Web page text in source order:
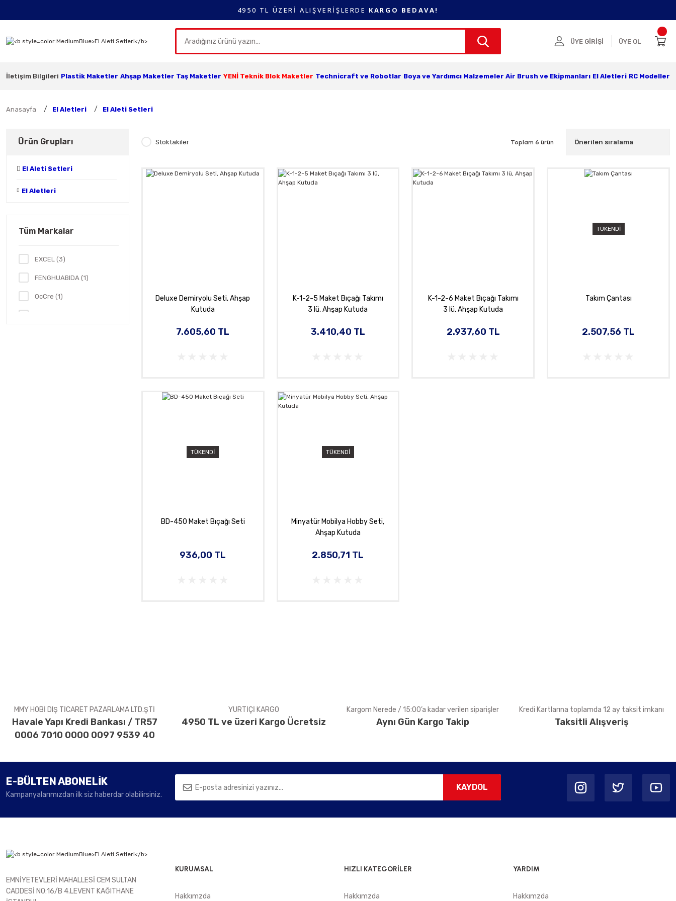
4950 TL ÜZERİ ALIŞVERİŞLERDE KARGO BEDAVA!
ÜYE GİRİŞİ ÜYE OL
İletişim Bilgileri Plastik Maketler Ahşap Maketler Taş Maketler YENİ Teknik Blok Maketler Technicraft ve Robotlar Boya ve Yardımcı Malzemeler Air Brush ve Ekipmanları El Aletleri RC Modeller
Anasayfa El Aletleri El Aleti Setleri
Ürün Grupları
El Aleti Setleri
El Aletleri
Tüm Markalar
EXCEL (3)
FENGHUABIDA (1)
OcCre (1)
Stoktakiler Toplam 6 ürün
Deluxe Demiryolu Seti, Ahşap
Kutuda
7.605,60 TL
K-1-2-5 Maket Bıçağı Takımı
3 lü, Ahşap Kutuda
3.410,40 TL
K-1-2-6 Maket Bıçağı Takımı
3 lü, Ahşap Kutuda
2.937,60 TL
TÜKENDİ
Takım Çantası
2.507,56 TL
TÜKENDİ
BD-450 Maket Bıçağı Seti
936,00 TL
TÜKENDİ
Minyatür Mobilya Hobby Seti,
Ahşap Kutuda
2.850,71 TL
MMY HOBİ DIŞ TİCARET PAZARLAMA LTD.ŞTİ
Havale Yapı Kredi Bankası / TR57
0006 7010 0000 0097 9539 40
YURTİÇİ KARGO
4950 TL ve üzeri Kargo Ücretsiz
Kargom Nerede / 15:00’a kadar verilen siparişler
Aynı Gün Kargo Takip
Kredi Kartlarına toplamda 12 ay taksit imkanı
Taksitli Alışveriş
E-BÜLTEN ABONELİK
Kampanyalarımızdan ilk siz haberdar olabilirsiniz.
KAYDOL
EMNİYETEVLERİ MAHALLESİ CEM SULTAN
CADDESİ NO:16/B 4.LEVENT KAĞITHANE
KURUMSAL
Hakkımzda
HIZLI KATEGORİLER
Hakkımzda
YARDIM
Hakkımzda